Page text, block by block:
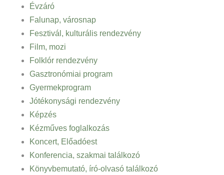
Évzáró
Falunap, városnap
Fesztivál, kulturális rendezvény
Film, mozi
Folklór rendezvény
Gasztronómiai program
Gyermekprogram
Jótékonysági rendezvény
Képzés
Kézműves foglalkozás
Koncert, Előadóest
Konferencia, szakmai találkozó
Könyvbemutató, író-olvasó találkozó